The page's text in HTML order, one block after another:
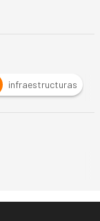
infraestructuras